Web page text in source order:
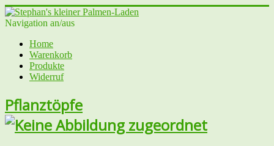
Navigation an/aus
Home
Warenkorb
Produkte
Widerruf
Pflanztöpfe